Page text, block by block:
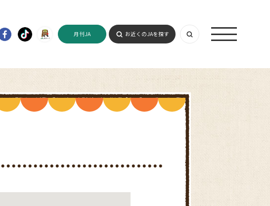
月刊JA お近くのJAを探す